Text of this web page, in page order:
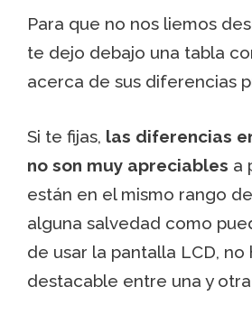
Para que no nos liemos
te dejo debajo una tabla
acerca de sus diferencias
Si te fijas, las diferencias
no son muy apreciables a
están en el mismo rango
alguna salvedad como
de usar la pantalla LCD, no
destacable entre una y